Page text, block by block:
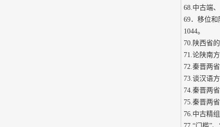
68.中古端
69．移位
1044。
70.陕西省
71.论陕南
72.秦晋两
73.谈汉语
74.秦晋两
75.秦晋两
76.中古精